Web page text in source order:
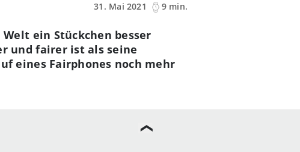
31. Mai 2021
9 min.
ein Stückchen besser
und fairer ist als seine
eines Fairphones noch mehr